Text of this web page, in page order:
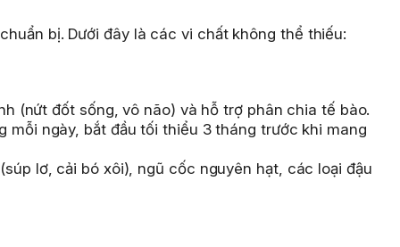
bị. Dưới đây là các vi chất không thể thiếu:
(nứt đốt sống, vô não) và hỗ trợ phân chia tế bào.
mỗi ngày, bắt đầu tối thiểu 3 tháng trước khi mang
lơ, cải bó xôi), ngũ cốc nguyên hạt, các loại đậu